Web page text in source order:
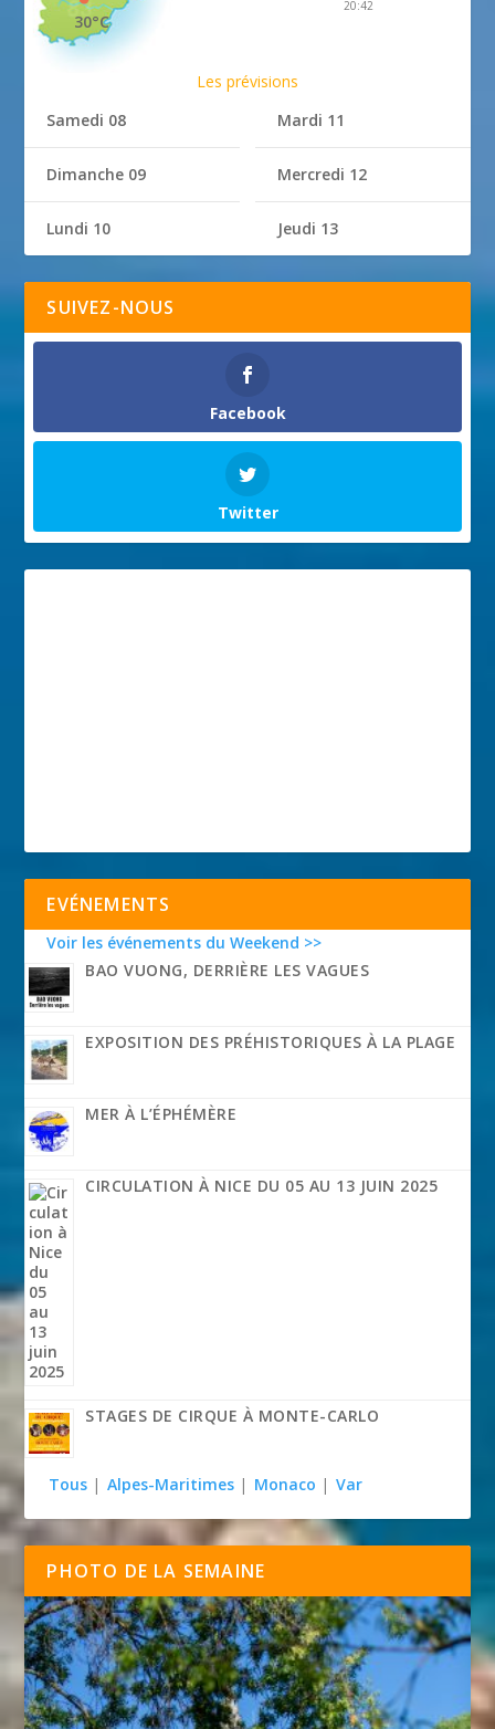
30°C
20:42
Les prévisions
Samedi 08
Dimanche 09
Lundi 10
Mardi 11
Mercredi 12
Jeudi 13
SUIVEZ-NOUS
Facebook
Twitter
EVÉNEMENTS
Voir les événements du Weekend >>
BAO VUONG, DERRIÈRE LES VAGUES
EXPOSITION DES PRÉHISTORIQUES À LA PLAGE
MER À L’ÉPHÉMÈRE
CIRCULATION À NICE DU 05 AU 13 JUIN 2025
STAGES DE CIRQUE À MONTE-CARLO
Tous | Alpes-Maritimes | Monaco | Var
PHOTO DE LA SEMAINE